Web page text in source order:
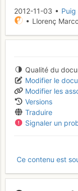
2012-11-03 • Puig
• Llorenç
Qualité du
Modifier le
Modifier les
Versions
Traduire
Signaler un
Ce contenu est